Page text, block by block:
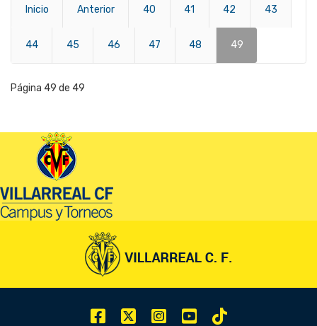
Inicio Anterior 40 41 42 43
44 45 46 47 48 49
Página 49 de 49